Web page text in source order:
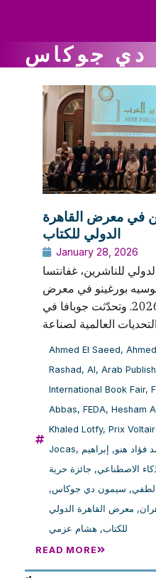
دي جوكاس
في معرض القاهرة
الدولي للكتاب
January 28, 2026
للناشرين، غفانتسا
خوسيه بورغينو في معرض
القاهرة الدولي للكتاب 2026. وتحدّثت جوبافا في
Ahmed El Saeed,
Rashad, AI, Arab
International Book Fair,
Abbas, FEDA, Hesham
Khaled Lotfy, Prix
Jocas, فؤاد هنو, إبراهيم
الاصطناعي, جائزة حرية
لطفي, سيمون دي جوكاس,
, معرض القاهرة الدولي
للكتاب, هشام عزمي
READ MORE